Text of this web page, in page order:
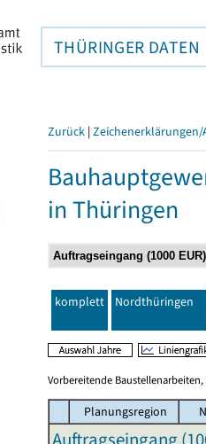
THÜRINGER DATEN
Zurück |
in Thüringen
komplett Nordthüringen
Vorbereitende
Planungsregion